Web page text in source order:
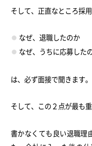
そして、正直なところ採
なぜ、退職したのか
なぜ、うちに応募した
は、必ず面接で聞きます。
そして、この２点が最も
書かなくても良い退職理